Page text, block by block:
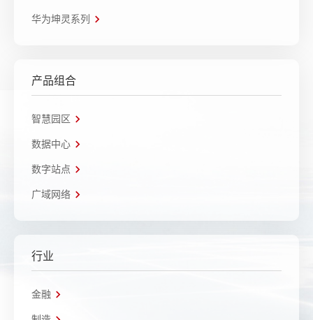
华为坤灵系列
产品组合
智慧园区
数据中心
数字站点
广域网络
行业
金融